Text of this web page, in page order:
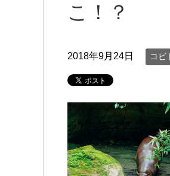
こ！？
2018年9月24日 コビ